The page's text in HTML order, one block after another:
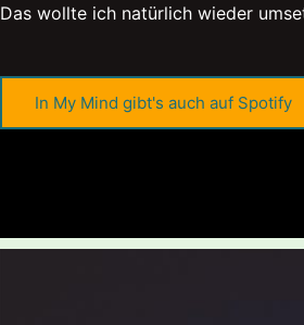
Das wollte ich natürlich wieder
In My Mind gibt's auch auf Spotify